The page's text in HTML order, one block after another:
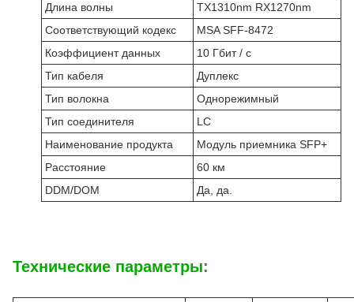
Длина волны
TX1310nm RX1270nm
Соответствующий кодекс
MSA SFF-8472
Коэффициент данных
10 Гбит / с
Тип кабеля
Дуплекс
Тип волокна
Однорежимный
Тип соединителя
LC
Наименование продукта
Модуль приемника SFP+
Расстояние
60 км
DDM/DOM
Да, да.
Технические параметры: